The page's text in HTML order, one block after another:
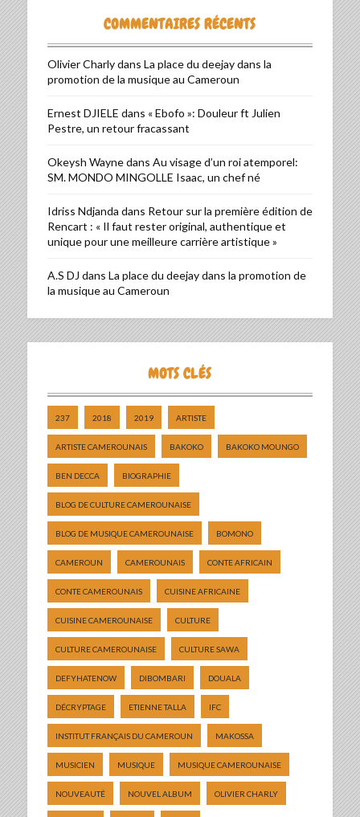
COMMENTAIRES RÉCENTS
Olivier Charlydans La place du deejay dans la
promotion de la musique au Cameroun
Ernest DJIELE dans « Ebofo »: Douleur ft Julien
Pestre, un retour fracassant
Okeysh Waynedans Au visage d’un roi atemporel:
SM. MONDO MINGOLLE Isaac, un chef né
Idriss Ndjanda dans Retour sur la première édition de
Rencart : « Il faut rester original, authentique et
unique pour une meilleure carrière artistique »
A.S DJ dans La place du deejay dans la promotion de
la musique au Cameroun
MOTS CLÉS
237 2018 2019 ARTISTE
ARTISTE CAMEROUNAIS BAKOKO BAKOKO MOUNGO
BEN DECCA BIOGRAPHIE
BLOG DE CULTURE CAMEROUNAISE
BLOG DE MUSIQUE CAMEROUNAISE BOMONO
CAMEROUN CAMEROUNAIS CONTE AFRICAIN
CONTE CAMEROUNAIS CUISINE AFRICAINE
CUISINE CAMEROUNAISE CULTURE
CULTURE CAMEROUNAISE CULTURE SAWA
DEFYHATENOW DIBOMBARI DOUALA
DÉCRYPTAGE ETIENNE TALLA IFC
INSTITUT FRANÇAIS DU CAMEROUN MAKOSSA
MUSICIEN MUSIQUE MUSIQUE CAMEROUNAISE
NOUVEAUTÉ NOUVEL ALBUM OLIVIER CHARLY